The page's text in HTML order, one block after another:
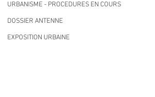
URBANISME - PROCEDURES EN COURS
DOSSIER ANTENNE
EXPOSITION URBAINE